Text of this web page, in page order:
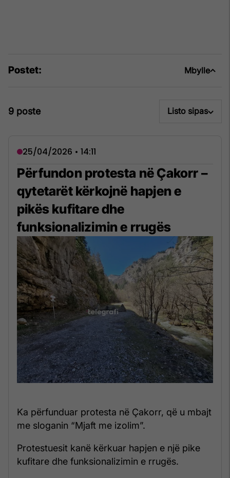
Postet: Mbylle
9 poste Listo sipas
25/04/2026 • 14:11
Përfundon protesta në Çakorr –
qytetarët kërkojnë hapjen e
pikës kufitare dhe
funksionalizimin e rrugës
Ka përfunduar protesta në Çakorr, që u mbajt
me sloganin “Mjaft me izolim”.
Protestuesit kanë kërkuar hapjen e një pike
kufitare dhe funksionalizimin e rrugës.